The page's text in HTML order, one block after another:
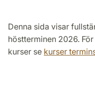
Denna sida visar
höstterminen 2026.
kurser se kurser